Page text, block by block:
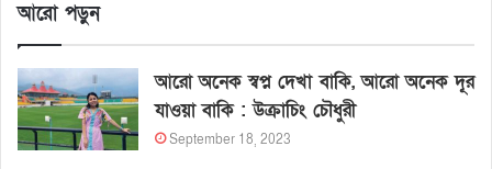
আরো পড়ুন
আরো অনেক স্বপ্ন দেখা বাকি, আরো অনেক দূর
যাওয়া বাকি : উক্রাচিং চৌধুরী
September 18, 2023